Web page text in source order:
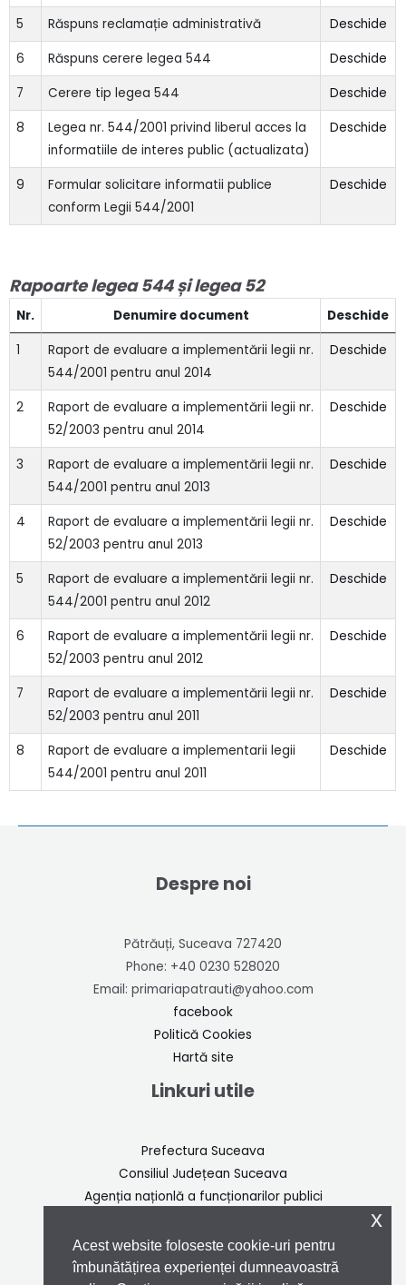
5
Răspuns reclamație administrativă
Deschide
6
Răspuns cerere legea 544
Deschide
7
Cerere tip legea 544
Deschide
8
Legea nr. 544/2001 privind liberul acces la
informatiile de interes public (actualizata)
Deschide
9
Formular solicitare informatii publice
conform Legii 544/2001
Deschide
Rapoarte legea 544 și legea 52
Nr. Denumire document
Deschide
1
Raport de evaluare a implementării legii nr.
544/2001 pentru anul 2014
Deschide
2
Raport de evaluare a implementării legii nr.
52/2003 pentru anul 2014
Deschide
3
Raport de evaluare a implementării legii nr.
544/2001 pentru anul 2013
Deschide
4
Raport de evaluare a implementării legii nr.
52/2003 pentru anul 2013
Deschide
5
Raport de evaluare a implementării legii nr.
544/2001 pentru anul 2012
Deschide
6
Raport de evaluare a implementării legii nr.
52/2003 pentru anul 2012
Deschide
7
Raport de evaluare a implementării legii nr.
52/2003 pentru anul 2011
Deschide
8
Raport de evaluare a implementarii legii
544/2001 pentru anul 2011
Deschide
Despre noi
Pătrăuți, Suceava 727420
Phone: +40 0230 528020
Email: primariapatrauti@yahoo.com
facebook
Politică Cookies
Hartă site
Linkuri utile
Prefectura Suceava
Consiliul Județean Suceava
Agenția naționlă a funcționarilor publici
Inspectoratul Școlar Județean Suceava
S.E.A.P
Acest website foloseste cookie-uri pentru
îmbunătățirea experienței dumneavoastră
x